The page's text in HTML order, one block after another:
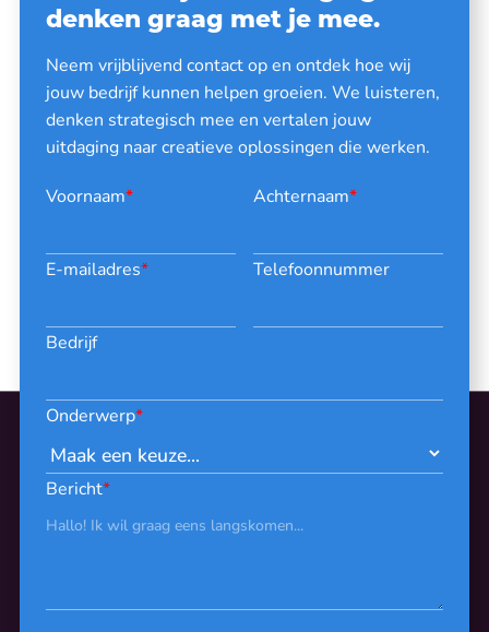
denken graag met je mee.
Neem vrijblijvend contact op en ontdek hoe wij
jouw bedrijf kunnen helpen groeien. We luisteren,
denken strategisch mee en vertalen jouw
uitdaging naar creatieve oplossingen die werken.
Voornaam* Achternaam*
E-mailadres* Telefoonnummer
Bedrijf
Onderwerp*
Bericht*